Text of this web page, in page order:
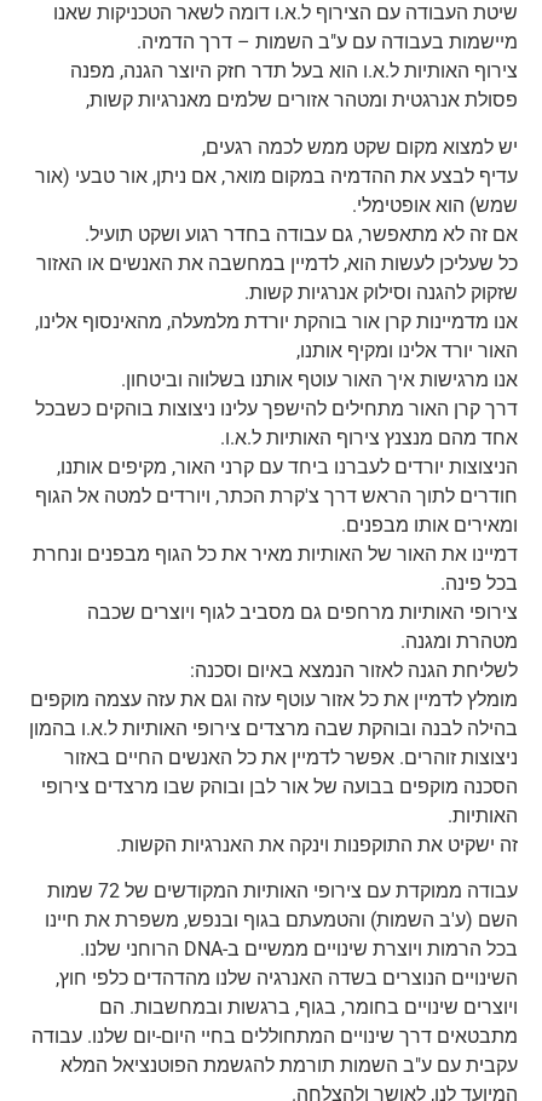
שיטת העבודה עם הצירוף ל.א.ו דומה לשאר הטכניקות שאנו
מיישמות בעבודה עם ע"ב השמות – דרך הדמיה.
צירוף האותיות ל.א.ו הוא בעל תדר חזק היוצר הגנה, מפנה
פסולת אנרגטית ומטהר אזורים שלמים מאנרגיות קשות,
יש למצוא מקום שקט ממש לכמה רגעים,
עדיף לבצע את ההדמיה במקום מואר, אם ניתן, אור טבעי (אור
שמש) הוא אופטימלי.
אם זה לא מתאפשר, גם עבודה בחדר רגוע ושקט תועיל.
כל שעליכן לעשות הוא, לדמיין במחשבה את האנשים או האזור
שזקוק להגנה וסילוק אנרגיות קשות.
אנו מדמיינות קרן אור בוהקת יורדת מלמעלה, מהאינסוף אלינו,
האור יורד אלינו ומקיף אותנו,
אנו מרגישות איך האור עוטף אותנו בשלווה וביטחון.
דרך קרן האור מתחילים להישפך עלינו ניצוצות בוהקים כשבכל
אחד מהם מנצנץ צירוף האותיות ל.א.ו.
הניצוצות יורדים לעברנו ביחד עם קרני האור, מקיפים אותנו,
חודרים לתוך הראש דרך צ'קרת הכתר, ויורדים למטה אל הגוף
ומאירים אותו מבפנים.
דמיינו את האור של האותיות מאיר את כל הגוף מבפנים ונחרת
בכל פינה.
צירופי האותיות מרחפים גם מסביב לגוף ויוצרים שכבה
מטהרת ומגנה.
לשליחת הגנה לאזור הנמצא באיום וסכנה:
מומלץ לדמיין את כל אזור עוטף עזה וגם את עזה עצמה מוקפים
בהילה לבנה ובוהקת שבה מרצדים צירופי האותיות ל.א.ו בהמון
ניצוצות זוהרים. אפשר לדמיין את כל האנשים החיים באזור
הסכנה מוקפים בבועה של אור לבן ובוהק שבו מרצדים צירופי
האותיות.
זה ישקיט את התוקפנות וינקה את האנרגיות הקשות.
עבודה ממוקדת עם צירופי האותיות המקודשים של 72 שמות
השם (ע'ב השמות) והטמעתם בגוף ובנפש, משפרת את חיינו
בכל הרמות ויוצרת שינויים ממשיים ב-DNA הרוחני שלנו.
השינויים הנוצרים בשדה האנרגיה שלנו מהדהדים כלפי חוץ,
ויוצרים שינויים בחומר, בגוף, ברגשות ובמחשבות. הם
מתבטאים דרך שינויים המתחוללים בחיי היום-יום שלנו. עבודה
עקבית עם ע"ב השמות תורמת להגשמת הפוטנציאל המלא
המיועד לנו, לאושר ולהצלחה.